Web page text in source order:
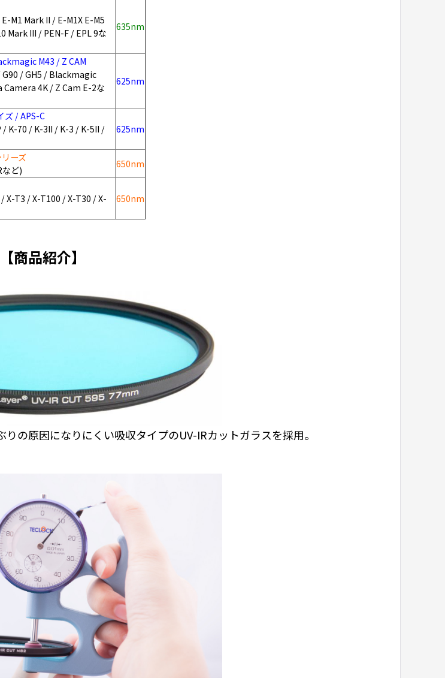
M1 Mark II / E-M1X E-M5
Mark III / PEN-F / EPL 9な
635nm
M43 / Z CAM
G90 / GH5 / Blackmagic
4K / Z Cam E-2な
625nm
ズ / APS-C
/ K-70 / K-3II / K-3 / K-5II /
625nm
リーズ
ど)
650nm
X-T3 / X-T100 / X-T30 / X-
650nm
【商品紹介】
の原因になりにくい吸収タイプのUV-IRカットガラスを採用。